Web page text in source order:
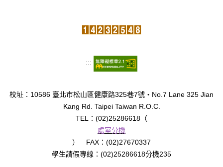
:::
校址：10586 臺北市松山區健康路325巷7號‧No.7 Lane 325 Jian
Kang Rd. Taipei Taiwan R.O.C.
TEL：(02)25286618（
處室分機
） FAX：(02)27670337
學生請假專線：(02)25286618分機235